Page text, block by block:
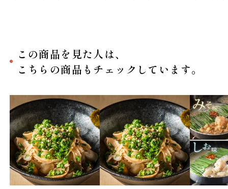
この商品を見た人は、
こちらの商品もチェックしています。